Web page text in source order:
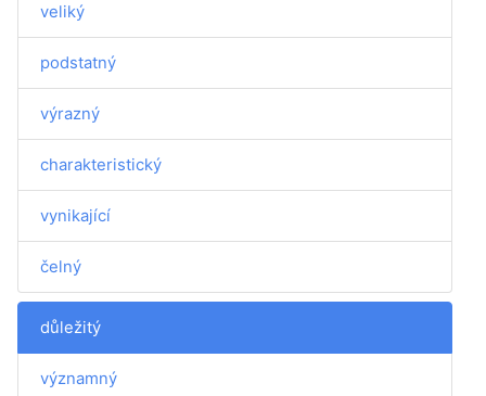
veliký
podstatný
výrazný
charakteristický
vynikající
čelný
důležitý
významný